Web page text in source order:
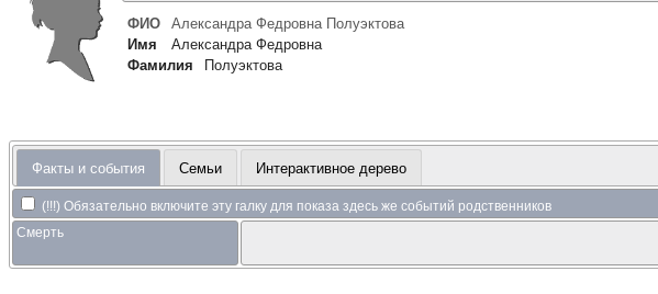
ФИО Александра Федровна Полуэктова
Имя
Александра Федровна
Фамилия
Полуэктова
Факты и события Семьи Интерактивное дерево
(!!!) Обязательно включите эту галку для показа здесь же событий родственников
Смерть